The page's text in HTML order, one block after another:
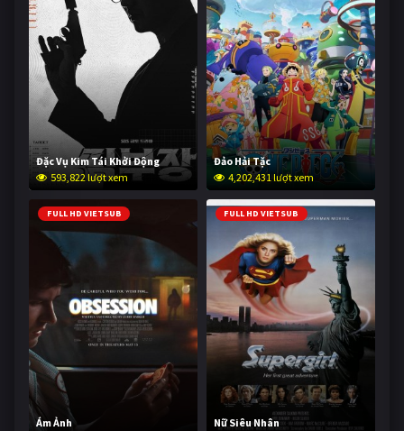
Đặc Vụ Kim Tái Khởi Động
593,822 lượt xem
Đảo Hải Tặc
4,202,431 lượt xem
FULL HD VIETSUB
Ám Ảnh
FULL HD VIETSUB
Nữ Siêu Nhân